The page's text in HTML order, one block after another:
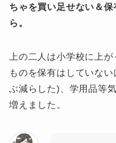
ちゃを買い足せない＆
ら。
上の二人は小学校に上
ものを保有はしていな
ぶ減らした)、学用品等
増えました。